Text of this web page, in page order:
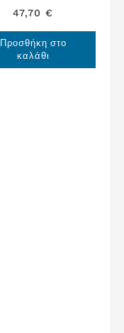
47,70€
Προσθήκη στο
καλάθι